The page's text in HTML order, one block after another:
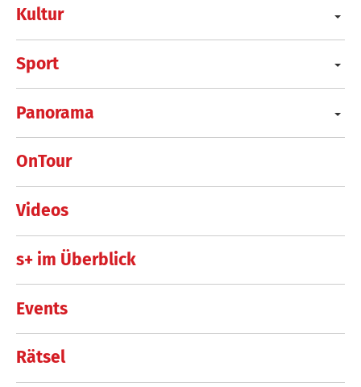
Kultur
Sport
Panorama
OnTour
Videos
s+ im Überblick
Events
Rätsel